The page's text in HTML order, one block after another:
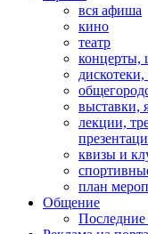
вся афиша
кино
театр
концерты,
выставки,
лекции,
квизы и
план
Общение